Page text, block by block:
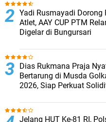
Yadi Rusmayadi Dorong
Atlet, AAY CUP PTM
Digelar di Bungursari
Dias Rukmana Praja
Bertarung di Musda
2026, Siap Perkuat
Jelang HUT Ke-81 RI,